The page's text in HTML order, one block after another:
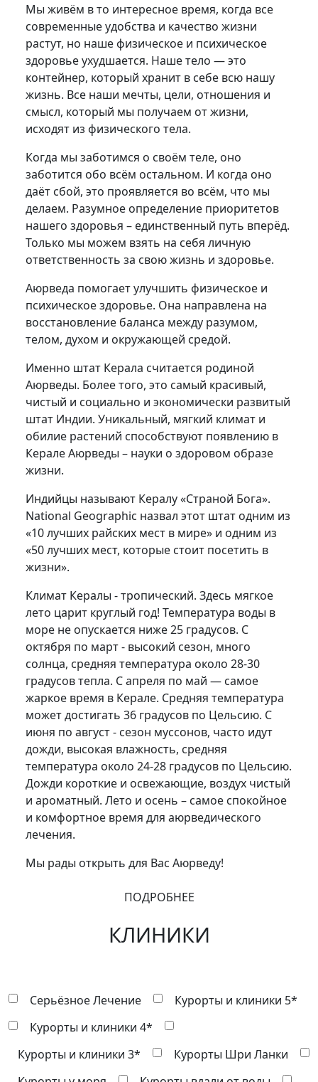
Мы живём в то интересное время, когда все
современные удобства и качество жизни
растут, но наше физическое и психическое
здоровье ухудшается. Наше тело — это
контейнер, который хранит в себе всю нашу
жизнь. Все наши мечты, цели, отношения и
смысл, который мы получаем от жизни,
исходят из физического тела.
Когда мы заботимся о своём теле, оно
заботится обо всём остальном. И когда оно
даёт сбой, это проявляется во всём, что мы
делаем. Разумное определение приоритетов
нашего здоровья – единственный путь вперёд.
Только мы можем взять на себя личную
ответственность за свою жизнь и здоровье.
Аюрведа помогает улучшить физическое и
психическое здоровье. Она направлена на
восстановление баланса между разумом,
телом, духом и окружающей средой.
Именно штат Керала считается родиной
Аюрведы. Более того, это самый красивый,
чистый и социально и экономически развитый
штат Индии. Уникальный, мягкий климат и
обилие растений способствуют появлению в
Керале Аюрведы – науки о здоровом образе
жизни.
Индийцы называют Кералу «Страной Бога».
National Geographic назвал этот штат одним из
«10 лучших райских мест в мире» и одним из
«50 лучших мест, которые стоит посетить в
жизни».
Климат Кералы - тропический. Здесь мягкое
лето царит круглый год! Температура воды в
море не опускается ниже 25 градусов. С
октября по март - высокий сезон, много
солнца, средняя температура около 28-30
градусов тепла. С апреля по май — самое
жаркое время в Керале. Средняя температура
может достигать 36 градусов по Цельсию. С
июня по август - сезон муссонов, часто идут
дожди, высокая влажность, средняя
температура около 24-28 градусов по Цельсию.
Дожди короткие и освежающие, воздух чистый
и ароматный. Лето и осень – самое спокойное
и комфортное время для аюрведического
лечения.
Мы рады открыть для Вас Аюрведу!
ПОДРОБНЕЕ
КЛИНИКИ
Серьёзное Лечение
Курорты и клиники 5*
Курорты и клиники 4*
Курорты и клиники 3*
Курорты Шри Ланки